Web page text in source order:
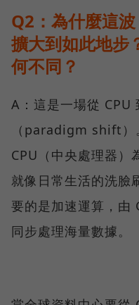
Q2：為什麼這
擴大到如此地步
何不同？
A：這是一場從 CPU
（paradigm shift）
CPU（中央處理器）
就像日常生活的洗臉
要的是加速運算，由
同步處理海量數據。